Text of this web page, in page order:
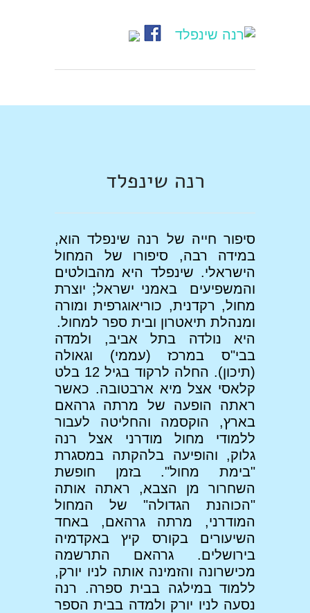
רנה שינפלד
סיפור חייה של רנה שינפלד הוא,
במידה רבה, סיפורו של המחול
הישראלי. שינפלד היא מהבולטים
והמשפיעים באמני ישראל; יוצרת
מחול, רקדנית, כוריאוגרפית ומורה
ומנהלת תיאטרון ובית ספר למחול.
היא נולדה בתל אביב, ולמדה
בבי"ס במרכז (עממי) וגאולה
(תיכון). החלה לרקוד בגיל 12 בלט
קלאסי אצל מיא ארבטובה. כאשר
ראתה הופעה של מרתה גרהאם
בארץ, הוקסמה והחליטה לעבור
ללמודי מחול מודרני אצל רנה
גלוק, והופיעה בלהקתה במסגרת
"בימת מחול". בזמן חופשת
השחרור מן הצבא, ראתה אותה
"הכוהנת הגדולה" של המחול
המודרני, מרתה גרהאם, באחד
השיעורים בקורס קיץ באקדמיה
בירושלים. גרהאם התרשמה
מכישרונה והזמינה אותה לניו יורק,
ללמוד במילגה בבית ספרה. רנה
נסעה לניו יורק ולמדה בבית הספר